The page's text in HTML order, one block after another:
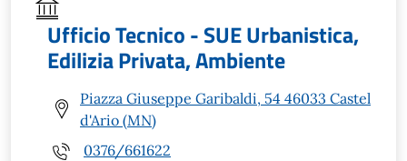
Ufficio Tecnico - SUE Urbanistica,
Edilizia Privata, Ambiente
Piazza Giuseppe Garibaldi, 54 46033 Castel
d'Ario (MN)
0376/661622